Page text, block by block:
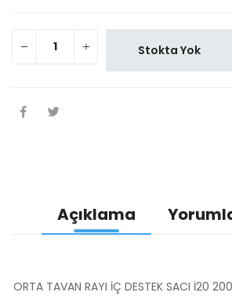
Stokta Yok
Açıklama
ORTA TAVAN RAYI İÇ DESTEK SACI İ20